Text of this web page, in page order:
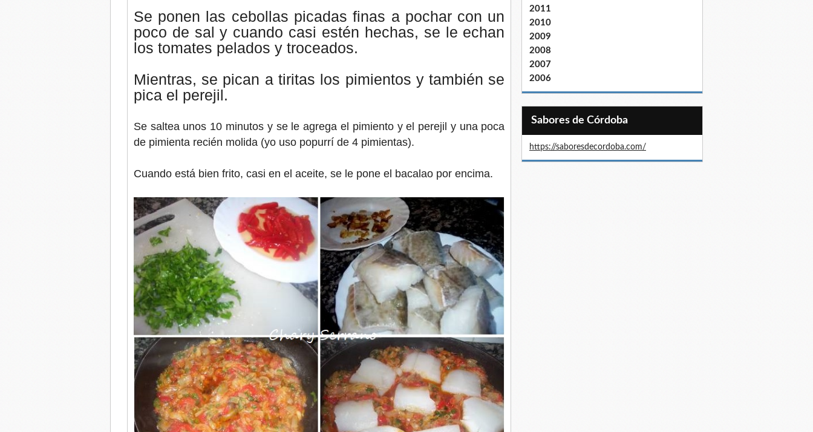
Se ponen las cebollas picadas finas a pochar con un
poco de sal y cuando casi estén hechas, se le echan
los tomates pelados y troceados.
Mientras, se pican a tiritas los pimientos y también se
pica el perejil.
Se saltea unos 10 minutos y se le agrega el pimiento y el perejil y una poca
de pimienta recién molida (yo uso popurrí de 4 pimientas).
Cuando está bien frito, casi en el aceite, se le pone el bacalao por encima.
2011
2010
2009
2008
2007
2006
Sabores de Córdoba
https://saboresdecordoba.com/